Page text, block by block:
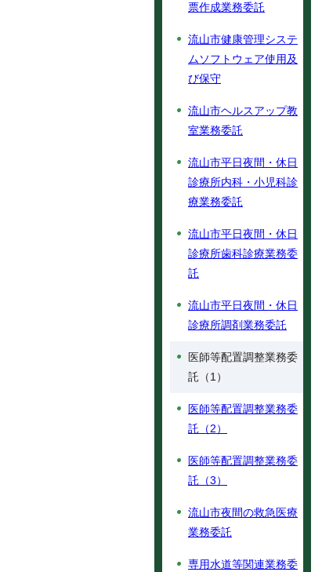
票作成業務委託
流山市健康管理システ
ムソフトウェア使用及
び保守
流山市ヘルスアップ教
室業務委託
流山市平日夜間・休日
診療所内科・小児科診
療業務委託
流山市平日夜間・休日
診療所歯科診療業務委
託
流山市平日夜間・休日
診療所調剤業務委託
医師等配置調整業務委
託（1）
医師等配置調整業務委
託（2）
医師等配置調整業務委
託（3）
流山市夜間の救急医療
業務委託
専用水道等関連業務委